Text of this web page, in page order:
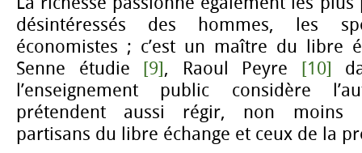
désintéressés des hommes, les
économistes ; c’est un maître du libre
Senne étudie [9], Raoul Peyre [10]
l’enseignement public considère
prétendent aussi régir, non moins
partisans du libre échange et ceux de la